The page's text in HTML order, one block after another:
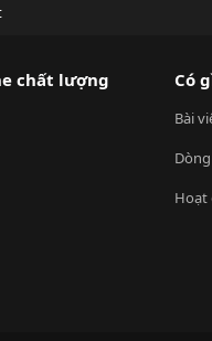
chất lượng
Có
Bài
Hoạt